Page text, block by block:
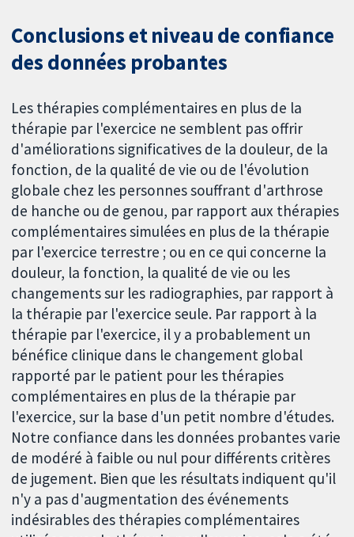
Conclusions et niveau de confiance
des données probantes
Les thérapies complémentaires en plus de la
thérapie par l'exercice ne semblent pas offrir
d'améliorations significatives de la douleur, de la
fonction, de la qualité de vie ou de l'évolution
globale chez les personnes souffrant d'arthrose
de hanche ou de genou, par rapport aux thérapies
complémentaires simulées en plus de la thérapie
par l'exercice terrestre ; ou en ce qui concerne la
douleur, la fonction, la qualité de vie ou les
changements sur les radiographies, par rapport à
la thérapie par l'exercice seule. Par rapport à la
thérapie par l'exercice, il y a probablement un
bénéfice clinique dans le changement global
rapporté par le patient pour les thérapies
complémentaires en plus de la thérapie par
l'exercice, sur la base d'un petit nombre d'études.
Notre confiance dans les données probantes varie
de modéré à faible ou nul pour différents critères
de jugement. Bien que les résultats indiquent qu'il
n'y a pas d'augmentation des événements
indésirables des thérapies complémentaires